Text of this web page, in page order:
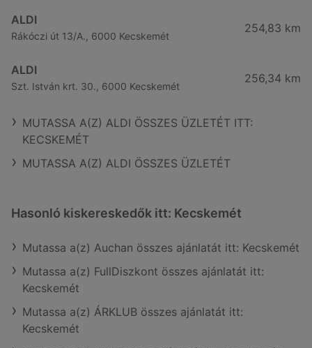
ALDI
Rákóczi út 13/A., 6000 Kecskemét
254,83 km
ALDI
Szt. István krt. 30., 6000 Kecskemét
256,34 km
MUTASSA A(Z) ALDI ÖSSZES ÜZLETÉT ITT:
KECSKEMÉT
MUTASSA A(Z) ALDI ÖSSZES ÜZLETÉT
Hasonló kiskereskedők itt: Kecskemét
Mutassa a(z) Auchan összes ajánlatát itt: Kecskemét
Mutassa a(z) FullDiszkont összes ajánlatát itt:
Kecskemét
Mutassa a(z) ÁRKLUB összes ajánlatát itt:
Kecskemét